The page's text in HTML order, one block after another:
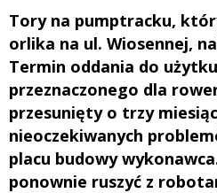
Tory na pumptracku,
orlika na ul. Wiosennej,
Termin oddania do
przeznaczonego dla
przesunięty o trzy
nieoczekiwanych
placu budowy
ponownie ruszyć z